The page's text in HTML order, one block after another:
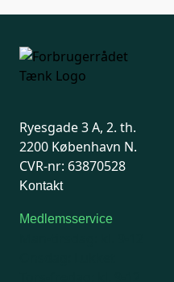
Ryesgade 3 A, 2. th.
2200 København N.
CVR-nr: 63870528
Kontakt
Medlemsservice